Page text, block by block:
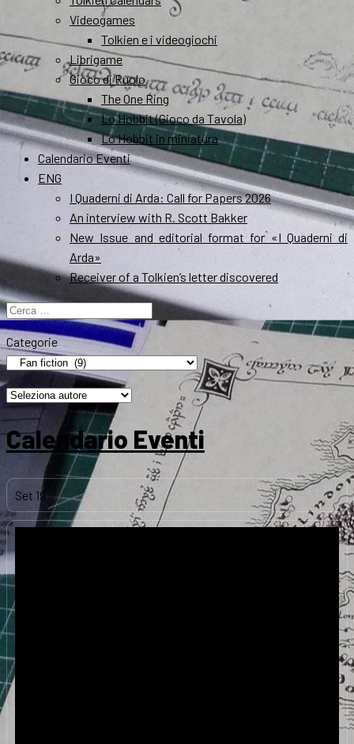
Videogames
Tolkien e i videogiochi
Librigame
Gioco di Ruolo
The One Ring
Lo Hobbit (Gioco da Tavola)
Lo Hobbit in miniatura
Calendario Eventi
ENG
I Quaderni di Arda: Call for Papers 2026
An interview with R. Scott Bakker
New Issue and editorial format for «I Quaderni di
Arda»
Receiver of a Tolkien’s letter discovered
Ricerca
per:
Categorie
Calendario Eventi
Set 19